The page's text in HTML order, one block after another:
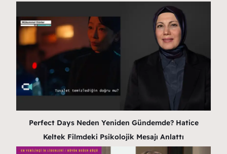
Perfect Days Neden Yeniden Gündemde? Hatice
Keltek Filmdeki Psikolojik Mesajı Anlattı